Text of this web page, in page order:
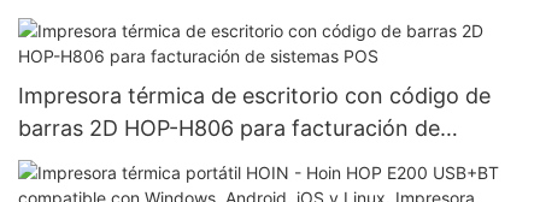
Impresora térmica económica
Impresora térmica de escritorio con código de
barras 2D HOP-H806 para facturación de
sistemas POS